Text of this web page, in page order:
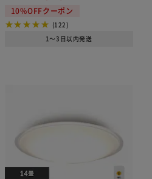
10%OFFクーポン
(122)
1～3日以内発送